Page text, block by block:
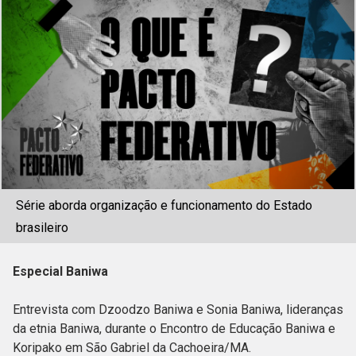
Série aborda organização e funcionamento do Estado
brasileiro
Especial Baniwa
Entrevista com Dzoodzo Baniwa e Sonia Baniwa, lideranças
da etnia Baniwa, durante o Encontro de Educação Baniwa e
Koripako em São Gabriel da Cachoeira/MA.